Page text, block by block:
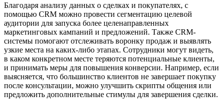
Благодаря анализу данных о сделках и покупателях, с
помощью CRM можно провести сегментацию целевой
аудитории для запуска более целенаправленных
маркетинговых кампаний и предложений. Также CRM-
системы помогают отслеживать воронку продаж и выявлять
узкие места на каких-либо этапах. Сотрудники могут видеть,
в каком конкретном месте теряются потенциальные клиенты,
и принимать меры для повышения конверсии. Например, если
выясняется, что большинство клиентов не завершает покупку
после консультации, можно улучшить скрипты общения или
предложить дополнительные стимулы для завершения сделки.